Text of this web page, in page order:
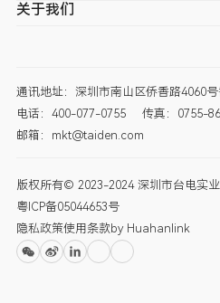
关于我们
通讯地址：深圳市南山区侨香路4060
电话：400-077-0755
传真：0755-
邮箱：mkt@taiden.com
版权所有© 2023-2024 深圳市台电实
粤ICP备05044653号
隐私政策使用条款 by Huahanlink